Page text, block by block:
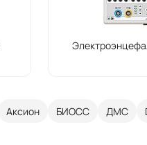
Аксион БИОСС ДМС